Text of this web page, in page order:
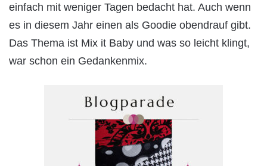
einfach mit weniger Tagen bedacht hat. Auch wenn
es in diesem Jahr einen als Goodie obendrauf gibt.
Das Thema ist Mix it Baby und was so leicht klingt,
war schon ein Gedankenmix.